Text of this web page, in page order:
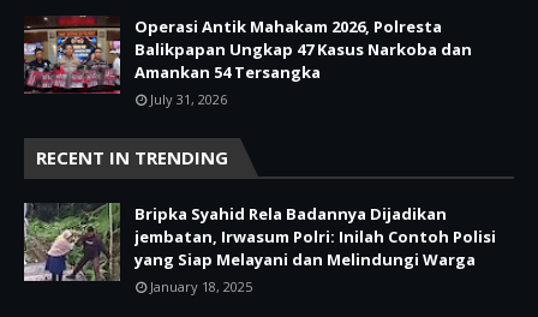
Operasi Antik Mahakam 2026, Polresta
Balikpapan Ungkap 47 Kasus Narkoba dan
Amankan 54 Tersangka
July 31, 2026
RECENT IN TRENDING
Bripka Syahid Rela Badannya Dijadikan
jembatan, Irwasum Polri: Inilah Contoh Polisi
yang Siap Melayani dan Melindungi Warga
January 18, 2025